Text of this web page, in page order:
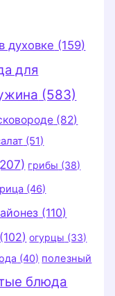
духовке (159)
для
(583)
(82)
(51)
грибы (38)
(46)
(110)
(102) огурцы (33)
(40) полезный
блюда